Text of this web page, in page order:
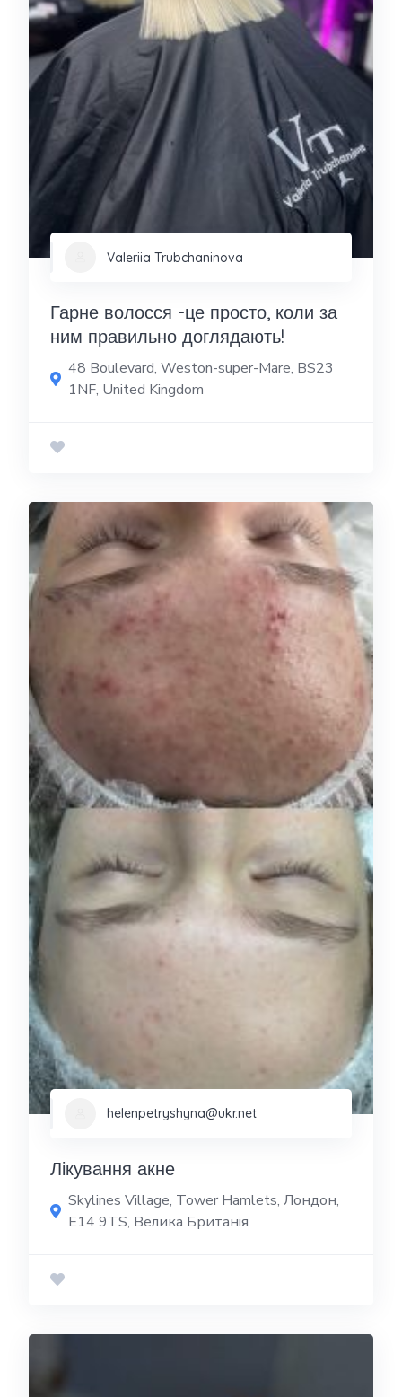
Valeriia Trubchaninova
Гарне волосся -це просто, коли за
ним правильно доглядають!
48 Boulevard, Weston-super-Mare, BS23
1NF, United Kingdom
helenpetryshyna@ukr.net
Лікування акне
Skylines Village, Tower Hamlets, Лондон,
E14 9TS, Велика Британія